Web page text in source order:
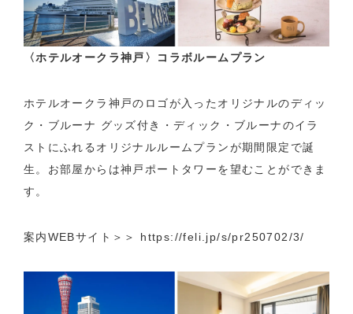
〈ホテルオークラ神戸〉コラボルームプラン
ホテルオークラ神戸のロゴが入ったオリジナルのディッ
ク・ブルーナ グッズ付き・ディック・ブルーナのイラ
ストにふれるオリジナルルームプランが期間限定で誕
生。お部屋からは神戸ポートタワーを望むことができま
す。
案内WEBサイト＞＞ https://feli.jp/s/pr250702/3/